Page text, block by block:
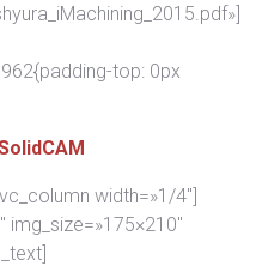
top: 0px
width=»1/4″]
img_size=»175×210″